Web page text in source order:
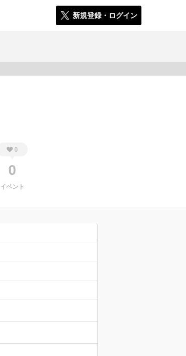
新規登録・ログイン
0
0
イベント